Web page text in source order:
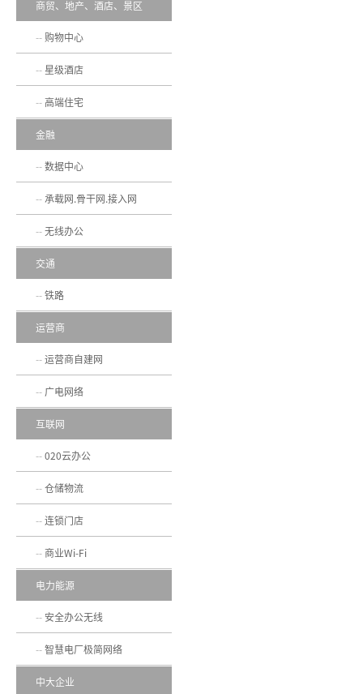
商贸、地产、酒店、景区
购物中心
星级酒店
高端住宅
金融
数据中心
承载网.骨干网.接入网
无线办公
交通
铁路
运营商
运营商自建网
广电网络
互联网
020云办公
仓储物流
连锁门店
商业Wi-Fi
电力能源
安全办公无线
智慧电厂极简网络
中大企业